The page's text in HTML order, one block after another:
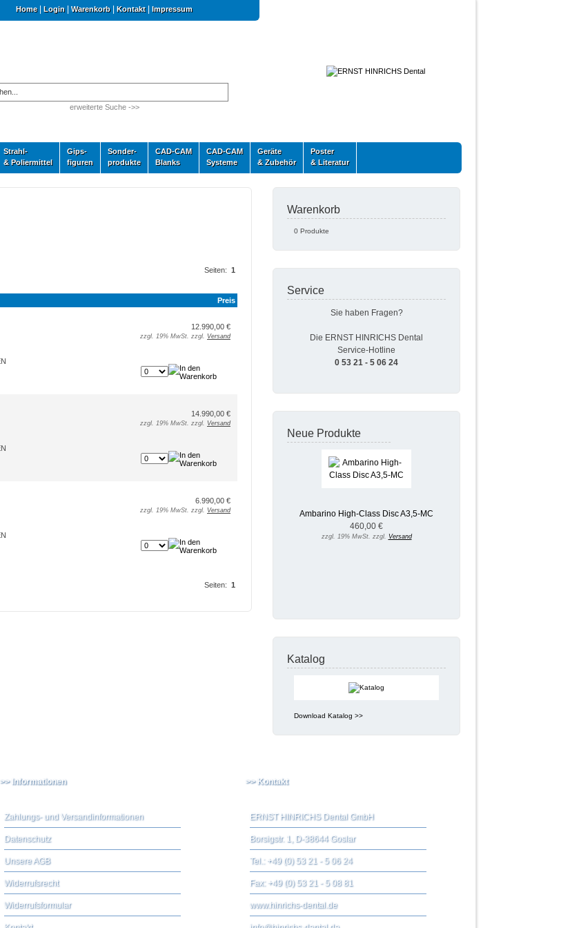
Home| Login Warenkorb| Kontakt| Impressum
erweiterte Suche ->>
Strahl-
& Poliermittel
Gips-
figuren
Sonder-
produkte
CAD-CAM
Blanks
CAD-CAM
Systeme
Geräte
& Zubehör
Poster
& Literatur
Seiten: 1
Preis
12.990,00 €
zzgl. 19% MwSt. zzgl. Versand
14.990,00 €
zzgl. 19% MwSt. zzgl. Versand
6.990,00 €
zzgl. 19% MwSt. zzgl. Versand
Seiten: 1
Warenkorb
0 Produkte
Service
Sie haben Fragen?
Die ERNST HINRICHS Dental
Service-Hotline
0 53 21 - 5 06 24
Neue Produkte
Ambarino High-Class Disc A3,5-MC
460,00 €
zzgl. 19% MwSt. zzgl. Versand
Katalog
Download Katalog >>
>> Informationen
Zahlungs- und Versandinformationen
Datenschutz
Unsere AGB
Widerrufsrecht
Widerrufsformular
>> Kontakt
ERNST HINRICHS Dental GmbH
Borsigstr. 1, D-38644 Goslar
Tel.: +49 (0) 53 21 - 5 06 24
Fax: +49 (0) 53 21 - 5 08 81
www.hinrichs-dental.de